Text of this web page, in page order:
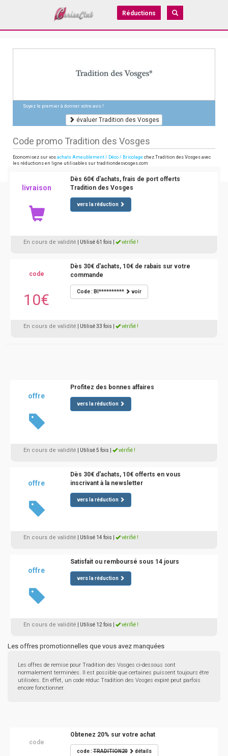
Réductions
Soyez le premier à donner votre avis !
évaluer Tradition des Vosges
Code promo Tradition des Vosges
Economisez sur vos achats Ameublement / Déco / Bricolage chez Tradition des Vosges avec
les réductions en ligne utilisables sur traditiondesvosges.com
livraison
Dès 60€ d'achats, frais de port offerts
Tradition des Vosges
vers la réduction
En cours de validité | Utilisé 61 fois vérifié !
code
10€
Dès 30€ d'achats, 10€ de rabais sur votre
commande
Code : BI********** voir
En cours de validité | Utilisé 33 fois vérifié !
offre
Profitez des bonnes affaires
vers la réduction
En cours de validité | Utilisé 5 fois vérifié !
offre
Dès 30€ d'achats, 10€ offerts en vous
inscrivant à la newsletter
vers la réduction
En cours de validité | Utilisé 14 fois vérifié !
offre
Satisfait ou remboursé sous 14 jours
vers la réduction
En cours de validité | Utilisé 12 fois vérifié !
Les offres promotionnelles que vous avez manquées
Les offres de remise pour Tradition des Vosges ci-dessous sont
normalement terminées. Il est possible que certaines puissent toujours être
utilisées. En effet, un code réduc Tradition des Vosges expiré peut parfois
encore fonctionner.
code
Obtenez 20% sur votre achat
code :TRADITION20 détails